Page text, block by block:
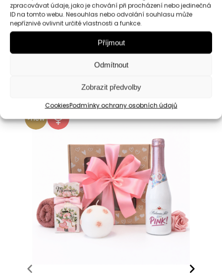
zpracovávat údaje, jako je chování při procházení nebo jedinečná
ID na tomto webu. Nesouhlas nebo odvolání souhlasu může
nepříznivě ovlivnit určité vlastnosti a funkce.
Příjmout
Odmítnout
Zobrazit předvolby
CookiesPodmínky ochrany osobních údajů
Podobné produkty